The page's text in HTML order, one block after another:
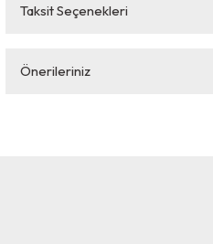
Bu ürüne ilk
Taksit Seçenekleri
Önerileriniz